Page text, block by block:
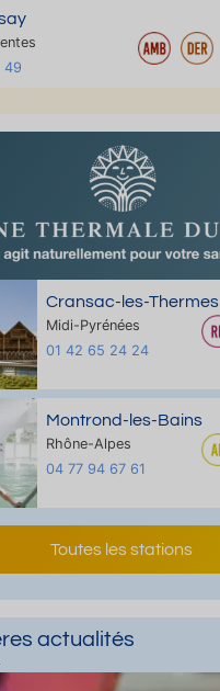
49
Cransac-les-Thermes
Midi-Pyrénées
01 42 65 24 24
Montrond-les-Bains
Rhône-Alpes
04 77 94 67 61
Toutes les stations
actualités